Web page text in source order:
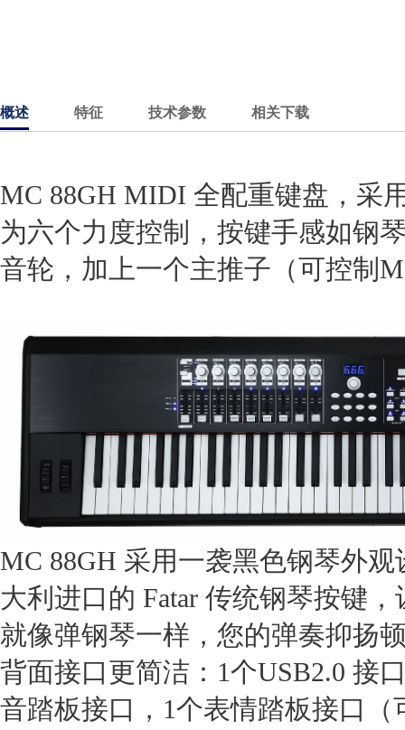
概述 特征 技术参数 相关下载
MC 88GH MIDI 全配重键盘，采
为六个力度控制，按键手感如钢
音轮，加上一个主推子（可控制
MC 88GH 采用一袭黑色钢琴外
大利进口的 Fatar 传统钢琴按键
就像弹钢琴一样，您的弹奏抑扬
背面接口更简洁：1个USB2.0 接
音踏板接口，1个表情踏板接口